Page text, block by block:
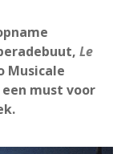
Le
Musicale
must voor